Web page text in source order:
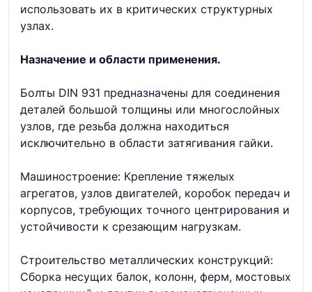
использовать их в критических структурных
узлах.
Назначение и области применения.
Болты DIN 931 предназначены для соединения
деталей большой толщины или многослойных
узлов, где резьба должна находиться
исключительно в области затягивания гайки.
Машиностроение: Крепление тяжелых
агрегатов, узлов двигателей, коробок передач и
корпусов, требующих точного центрирования и
устойчивости к срезающим нагрузкам.
Строительство металлических конструкций:
Сборка несущих балок, колонн, ферм, мостовых